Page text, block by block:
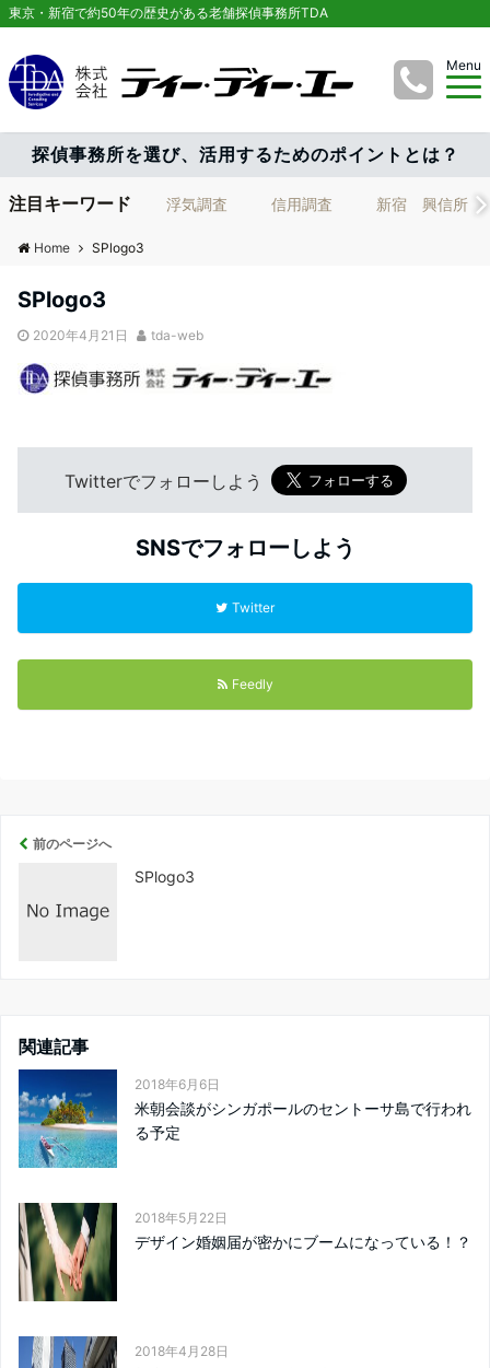
東京・新宿で約50年の歴史がある老舗探偵事務所TDA
Menu
探偵事務所を選び、活用するためのポイントとは？
注目キーワード 浮気調査 信用調査 新宿 興信所
Home SPlogo3
SPlogo3
2020年4月21日 tda-web
Twitterでフォローしよう
SNSでフォローしよう
Twitter
Feedly
前のページへ
SPlogo3
関連記事
2018年6月6日
米朝会談がシンガポールのセントーサ島で行われ
る予定
2018年5月22日
デザイン婚姻届が密かにブームになっている！？
2018年4月28日